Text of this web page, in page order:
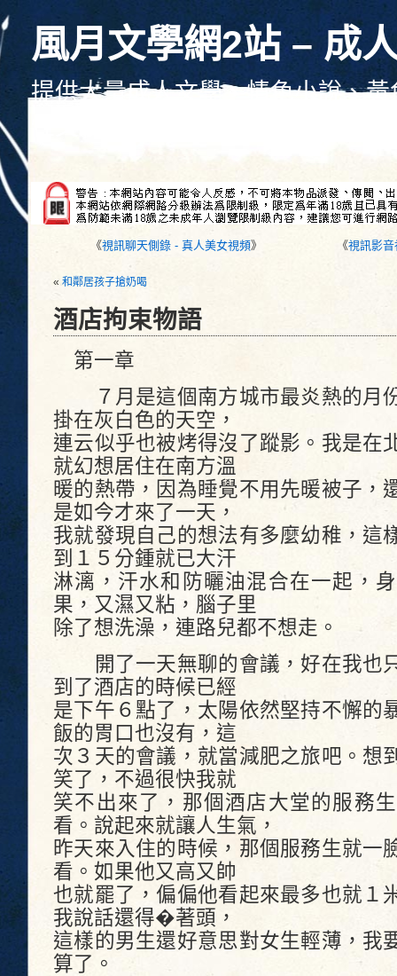
風月文學網2站 – 成
提供大量成人文學、情色小說、
《視訊聊天側錄 - 真人美女視頻》 《視訊影
« 和鄰居孩子搶奶喝
酒店拘束物語
第一章
７月是這個南方城市最炎熱的月
掛在灰白色的天空，
連云似乎也被烤得沒了蹤影。我是在
就幻想居住在南方溫
暖的熱帶，因為睡覺不用先暖被子，
是如今才來了一天，
我就發現自己的想法有多麼幼稚，這
到１５分鍾就已大汗
淋漓，汗水和防曬油混合在一起，
果，又濕又粘，腦子里
除了想洗澡，連路兒都不想走。
開了一天無聊的會議，好在我也
到了酒店的時候已經
是下午６點了，太陽依然堅持不懈的
飯的胃口也沒有，這
次３天的會議，就當減肥之旅吧。想
笑了，不過很快我就
笑不出來了，那個酒店大堂的服務
看。說起來就讓人生氣，
昨天來入住的時候，那個服務生就一
看。如果他又高又帥
也就罷了，偏偏他看起來最多也就１
我說話還得�著頭，
這樣的男生還好意思對女生輕薄，我
算了。